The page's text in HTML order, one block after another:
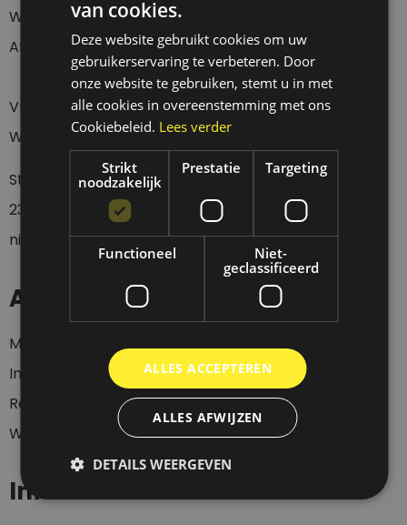
Webshop 24/7
Afhalen Donderdag t/m Zaterdag tussen 12 en 18 uur.
Vragen over een verzending?
Wacht eerst 4 werkdagen geduldig af a.u.b.
Stuur een whatsapp of sms bericht op06-
23437536
wanneer je langs wil komen, want wij zijn
niet altijd aanwezig.
Account
Mijn account
Inloggen
Registeren
Winkelwagen
Informatie
van cookies.
Deze website gebruikt cookies om uw
gebruikerservaring te verbeteren. Door
onze website te gebruiken, stemt u in met
alle cookies in overeenstemming met ons
Cookiebeleid. Lees verder
Strikt
noodzakelijk
Prestatie Targeting
Functioneel
Niet-
geclassificeerd
ALLES ACCEPTEREN
ALLES AFWIJZEN
DETAILS WEERGEVEN